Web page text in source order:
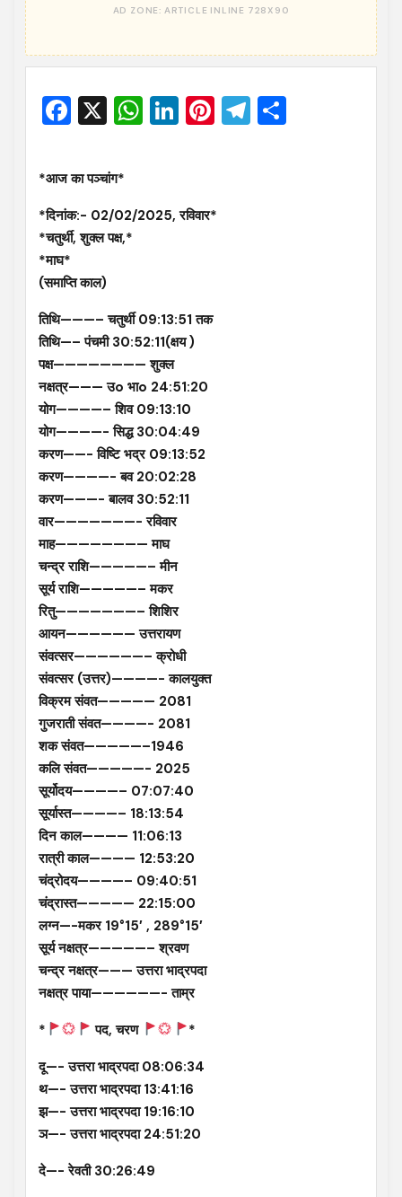
Facebook
X WhatsApp
LinkedIn
Pinterest
Telegram
*आज का पञ्चांग*
*दिनांक:- 02/02/2025, रविवार*
*चतुर्थी, शुक्ल पक्ष,*
*माघ*
(समाप्ति काल)
तिथि———– चतुर्थी 09:13:51 तक
तिथि—– पंचमी 30:52:11(क्षय )
पक्ष———————— शुक्ल
नक्षत्र——— उo भाo 24:51:20
योग————– शिव 09:13:10
योग————- सिद्ध 30:04:49
करण——- विष्टि भद्र 09:13:52
करण————- बव 20:02:28
करण———- बालव 30:52:11
वार———————- रविवार
माह———————— माघ
चन्द्र राशि—————– मीन
सूर्य राशि—————– मकर
रितु———————– शिशिर
आयन—————— उत्तरायण
संवत्सर——————– क्रोधी
संवत्सर (उत्तर)————- कालयुक्त
विक्रम संवत————— 2081
गुजराती संवत————- 2081
शक संवत—————–1946
कलि संवत—————- 2025
सूर्योदय————– 07:07:40
सूर्यास्त————– 18:13:54
दिन काल———— 11:06:13
रात्री काल———— 12:53:20
चंद्रोदय————– 09:40:51
चंद्रास्त————— 22:15:00
लग्न—-मकर 19°15′ , 289°15′
सूर्य नक्षत्र—————– श्रवण
चन्द्र नक्षत्र——— उत्तरा भाद्रपदा
नक्षत्र पाया——————- ताम्र
* पद, चरण *
दू—- उत्तरा भाद्रपदा 08:06:34
थ—- उत्तरा भाद्रपदा 13:41:16
झ—- उत्तरा भाद्रपदा 19:16:10
ञ—- उत्तरा भाद्रपदा 24:51:20
दे—- रेवती 30:26:49